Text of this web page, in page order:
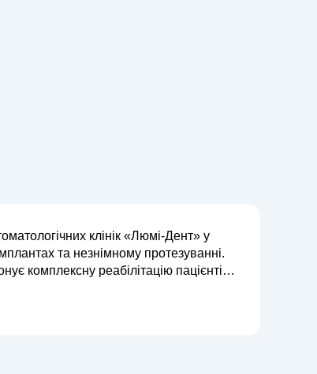
клінік «Люмі-Дент» у
та незнімному протезуванні.
комплексну реабілітацію пацієнтів